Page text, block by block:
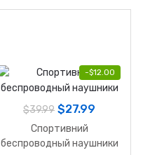
-$12.00
$39.99 $27.99
Спортивний
беспроводный наушники